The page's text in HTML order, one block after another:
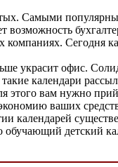
Самыми
компаниях.
украсит офис.
календари
вам нужно
ваших
календарей
детский